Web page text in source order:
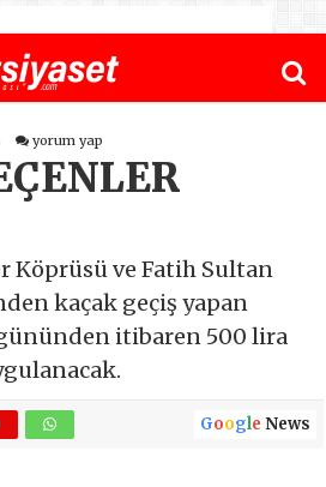
yorum yap
Köprüsü ve Fatih Sultan
kaçak geçiş yapan
itibaren 500 lira
Google News